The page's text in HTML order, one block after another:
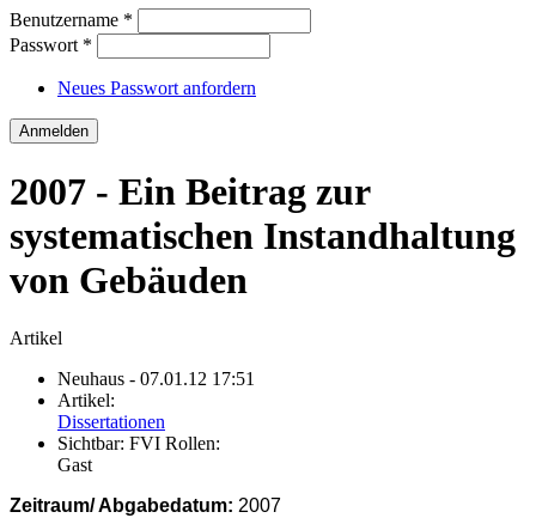
Benutzername *
Passwort *
Neues Passwort anfordern
2007 - Ein Beitrag zur
systematischen Instandhaltung
von Gebäuden
Artikel
Neuhaus - 07.01.12 17:51
Artikel:
Dissertationen
Sichtbar: FVI Rollen:
Gast
Zeitraum/ Abgabedatum: 2007